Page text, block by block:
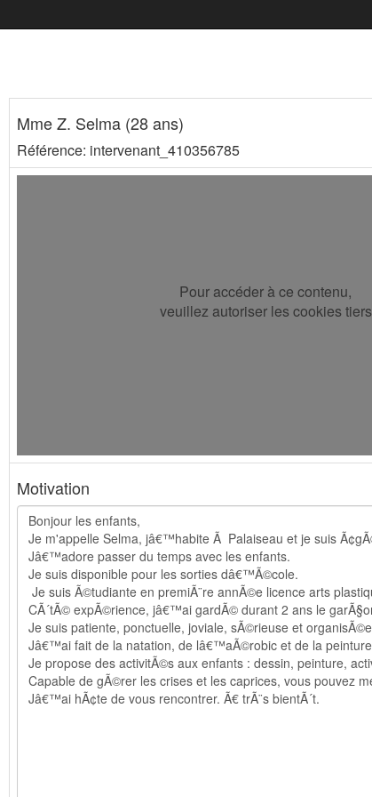
Mme Z. Selma (28 ans)
Référence: intervenant_410356785
Pour accéder à ce contenu,
veuillez autoriser les cookies tiers
Motivation